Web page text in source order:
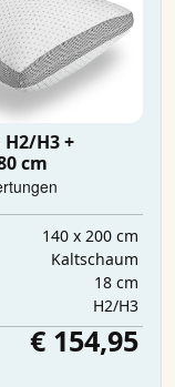
H3 +
cm
140 x 200 cm
Kaltschaum
18 cm
H2/H3
€ 154,95